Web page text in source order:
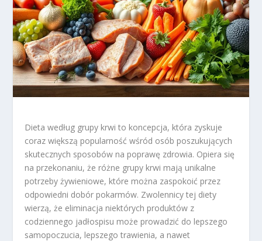
Dieta według grupy krwi to koncepcja, która zyskuje
coraz większą popularność wśród osób poszukujących
skutecznych sposobów na poprawę zdrowia. Opiera się
na przekonaniu, że różne grupy krwi mają unikalne
potrzeby żywieniowe, które można zaspokoić przez
odpowiedni dobór pokarmów. Zwolennicy tej diety
wierzą, że eliminacja niektórych produktów z
codziennego jadłospisu może prowadzić do lepszego
samopoczucia, lepszego trawienia, a nawet